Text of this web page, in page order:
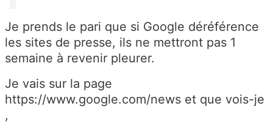
Je prends le pari que si Google déréférence
les sites de presse, ils ne mettront pas 1
semaine à revenir pleurer.
Je vais sur la page
https://www.google.com/news et que vois-je
,